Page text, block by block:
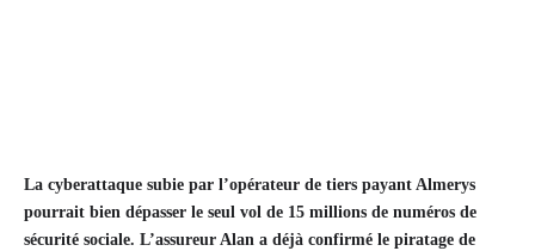
La cyberattaque subie par l’opérateur de tiers payant Almerys
pourrait bien dépasser le seul vol de 15 millions de numéros de
sécurité sociale. L’assureur Alan a déjà confirmé le piratage de